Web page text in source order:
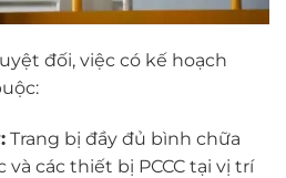
đối, việc có kế hoạch
Trang bị đầy đủ bình chữa
các thiết bị PCCC tại vị trí